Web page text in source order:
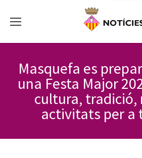
Masquefa es
una Festa Major
cultura, tradició,
activitats per a